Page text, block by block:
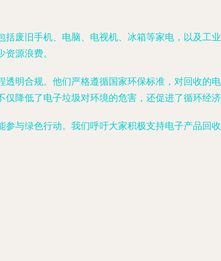
废旧手机、电脑、电视机、冰箱等家电，以及工
源浪费。
明合规。他们严格遵循国家环保标准，对回收的
降低了电子垃圾对环境的危害，还促进了循环经济
与绿色行动。我们呼吁大家积极支持电子产品回